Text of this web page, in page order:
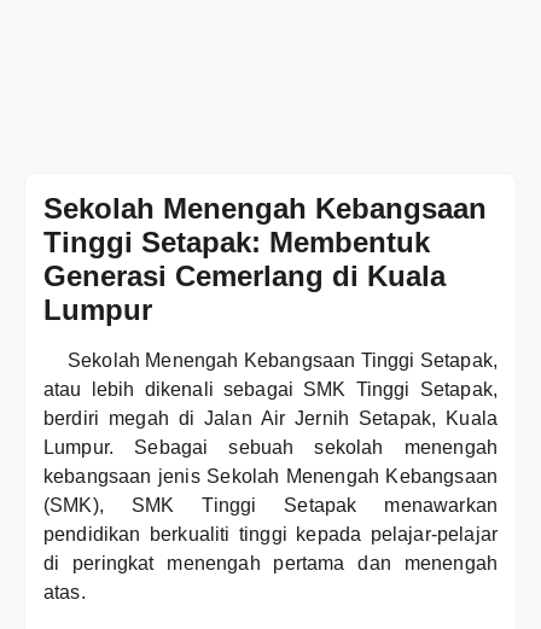
Sekolah Menengah Kebangsaan
Tinggi Setapak: Membentuk
Generasi Cemerlang di Kuala
Lumpur
Sekolah Menengah Kebangsaan Tinggi Setapak,
atau lebih dikenali sebagai SMK Tinggi Setapak,
berdiri megah di Jalan Air Jernih Setapak, Kuala
Lumpur. Sebagai sebuah sekolah menengah
kebangsaan jenis Sekolah Menengah Kebangsaan
(SMK), SMK Tinggi Setapak menawarkan
pendidikan berkualiti tinggi kepada pelajar-pelajar
di peringkat menengah pertama dan menengah
atas.